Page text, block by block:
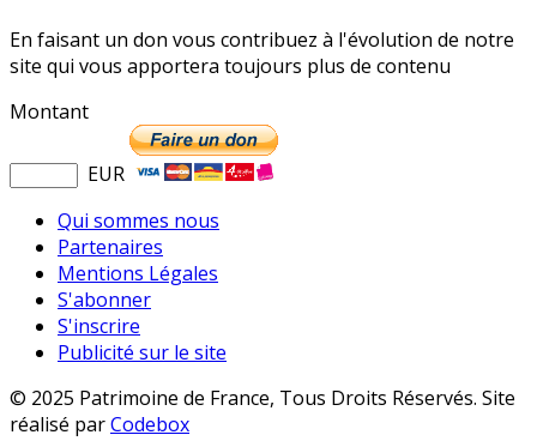
En faisant un don vous contribuez à l'évolution de notre
site qui vous apportera toujours plus de contenu
Montant
EUR
Qui sommes nous
Partenaires
Mentions Légales
S'abonner
S'inscrire
Publicité sur le site
© 2025 Patrimoine de France, Tous Droits Réservés. Site
réalisé parCodebox